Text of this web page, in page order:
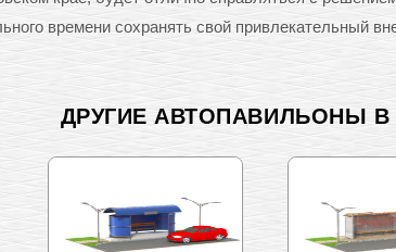
времени сохранять свой привлекательный
ДРУГИЕ АВТОПАВИЛЬОНЫ